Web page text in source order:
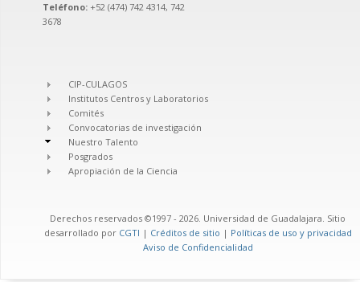
Teléfono: +52 (474) 742 4314, 742
3678
CIP-CULAGOS
Institutos Centros y Laboratorios
Comités
Convocatorias de investigación
Nuestro Talento
Posgrados
Apropiación de la Ciencia
Derechos reservados ©1997 - 2026. Universidad de Guadalajara. Sitio
desarrollado por CGTI | Créditos de sitio | Políticas de uso y privacidad
Aviso de Confidencialidad